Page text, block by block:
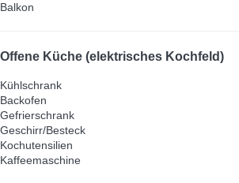
Balkon
Offene Küche (elektrisches Kochfeld)
Kühlschrank
Backofen
Gefrierschrank
Geschirr/Besteck
Kochutensilien
Kaffeemaschine